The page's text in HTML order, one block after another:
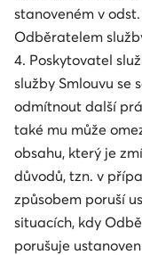
stanoveném v
Odběratelem
4. Poskytovatel
služby Smlouvu se
odmítnout další
také mu může
obsahu, který je
důvodů, tzn. v
způsobem poruší
situacích, kdy
porušuje